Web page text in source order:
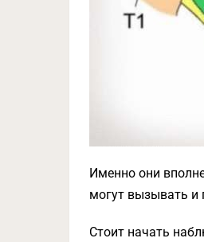
Именно они
могут вызывать и
Стоит начать